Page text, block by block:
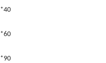
*40
*60
*90